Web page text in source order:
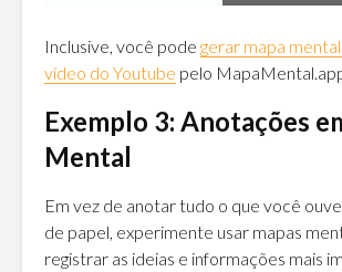
Inclusive, você pode gerar mapa
vídeo do Youtube pelo
Exemplo 3: Anotações
Mental
Em vez de anotar tudo o que você
de papel, experimente usar mapas
registrar as ideias e informações mais